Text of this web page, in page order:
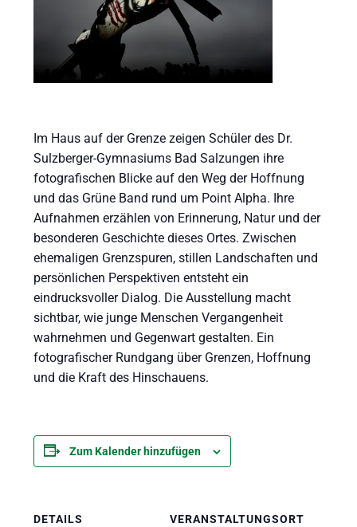
Im Haus auf der Grenze zeigen Schüler des Dr.
Sulzberger-Gymnasiums Bad Salzungen ihre
fotografischen Blicke auf den Weg der Hoffnung
und das Grüne Band rund um Point Alpha. Ihre
Aufnahmen erzählen von Erinnerung, Natur und der
besonderen Geschichte dieses Ortes. Zwischen
ehemaligen Grenzspuren, stillen Landschaften und
persönlichen Perspektiven entsteht ein
eindrucksvoller Dialog. Die Ausstellung macht
sichtbar, wie junge Menschen Vergangenheit
wahrnehmen und Gegenwart gestalten. Ein
fotografischer Rundgang über Grenzen, Hoffnung
und die Kraft des Hinschauens.
Zum Kalender hinzufügen
DETAILS
VERANSTALTUNGSORT